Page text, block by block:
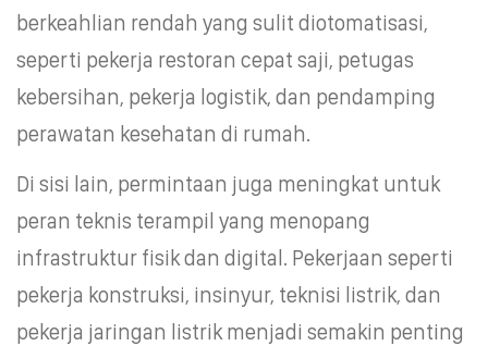
berkeahlian rendah yang sulit diotomatisasi,
seperti pekerja restoran cepat saji, petugas
kebersihan, pekerja logistik, dan pendamping
perawatan kesehatan di rumah.
Di sisi lain, permintaan juga meningkat untuk
peran teknis terampil yang menopang
infrastruktur fisik dan digital. Pekerjaan seperti
pekerja konstruksi, insinyur, teknisi listrik, dan
pekerja jaringan listrik menjadi semakin penting